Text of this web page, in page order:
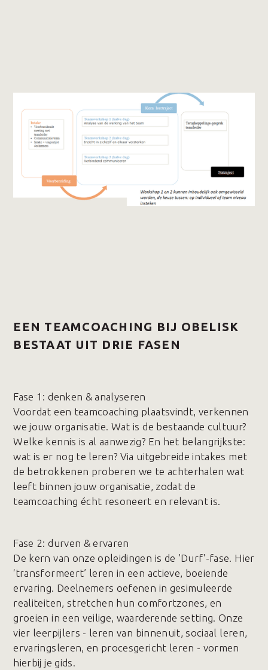
EEN TEAMCOACHING BIJ OBELISK
BESTAAT UIT DRIE FASEN
Fase 1️: denken & analyseren
Voordat een teamcoaching plaatsvindt, verkennen
we jouw organisatie. Wat is de bestaande cultuur?
Welke kennis is al aanwezig? En het belangrijkste:
wat is er nog te leren? Via uitgebreide intakes met
de betrokkenen proberen we te achterhalen wat
leeft binnen jouw organisatie, zodat de
teamcoaching écht resoneert en relevant is.
Fase 2️: durven & ervaren
De kern van onze opleidingen is de 'Durf'-fase. Hier
‘transformeert’ leren in een actieve, boeiende
ervaring. Deelnemers oefenen in gesimuleerde
realiteiten, stretchen hun comfortzones, en
groeien in een veilige, waarderende setting. Onze
vier leerpijlers - leren van binnenuit, sociaal leren,
ervaringsleren, en procesgericht leren - vormen
hierbij je gids.